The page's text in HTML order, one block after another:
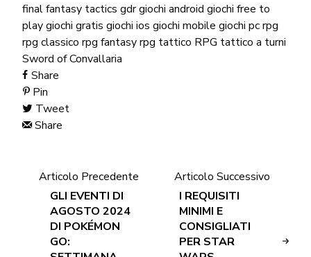
final fantasy tactics gdrgiochi android giochi free to
playgiochi gratis giochi ios giochi mobile giochi pcrpg
rpg classico rpg fantasyrpg tattico RPG tattico a turni
Sword of Convallaria
Share
Pin
Tweet
Share
Articolo Precedente
GLI EVENTI DI
AGOSTO 2024
DI POKÉMON
GO:
Articolo Successivo
I REQUISITI
MINIMI E
CONSIGLIATI
PER STAR